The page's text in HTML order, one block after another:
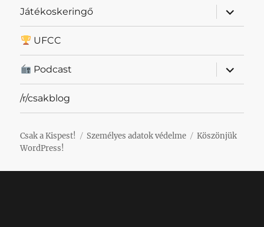
Játékoskeringő
almenü
UFCC
Podcast
almenü
/r/csakblog
Csak a Kispest! Személyes adatok védelme
Köszönjük
WordPress!